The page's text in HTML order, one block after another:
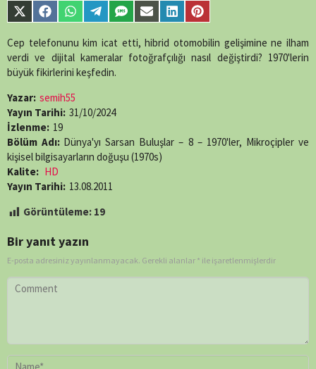
parts/content-
single-
line89
Share
on
X
(Twitter)
Share
on
Facebook
Share
on
WhatsApp
Share
on
Telegram
Share
on
SMS
Share
on
Email
Share
on
LinkedIn
Share
on
Pinterest
Cep telefonunu kim icat etti, hibrid otomobilin gelişimine ne ilham
verdi ve dijital kameralar fotoğrafçılığı nasıl değiştirdi? 1970'lerin
büyük fikirlerini keşfedin.
Yazar: semih55
Yayın Tarihi: 31/10/2024
İzlenme: 19
Bölüm Adı: Dünya'yı Sarsan Buluşlar – 8 – 1970'ler, Mikroçipler ve
kişisel bilgisayarların doğuşu (1970s)
Kalite: HD
Yayın Tarihi: 13.08.2011
Görüntüleme: 19
Bir yanıt yazın
E-posta adresiniz yayınlanmayacak. Gerekli alanlar * ile işaretlenmişlerdir